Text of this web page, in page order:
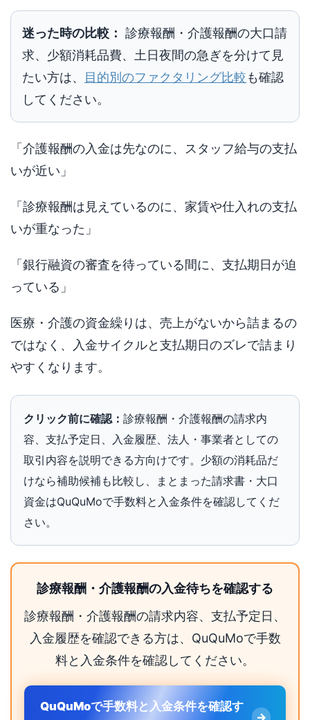
迷った時の比較： 診療報酬・介護報酬の大口請
求、少額消耗品費、土日夜間の急ぎを分けて見
たい方は、 目的別のファクタリング比較も確認
してください。
「介護報酬の入金は先なのに、スタッフ給与の支払
いが近い」
「診療報酬は見えているのに、家賃や仕入れの支払
いが重なった」
「銀行融資の審査を待っている間に、支払期日が迫
っている」
医療・介護の資金繰りは、売上がないから詰まるの
ではなく、入金サイクルと支払期日のズレで詰まり
やすくなります。
クリック前に確認： 診療報酬・介護報酬の請求内
容、支払予定日、入金履歴、法人・事業者としての
取引内容を説明できる方向けです。少額の消耗品だ
けなら補助候補も比較し、まとまった請求書・大口
資金はQuQuMoで手数料と入金条件を確認してくだ
さい。
診療報酬・介護報酬の入金待ちを確認する
診療報酬・介護報酬の請求内容、支払予定日、
入金履歴を確認できる方は、QuQuMoで手数
料と入金条件を確認してください。
QuQuMoで手数料と入金条件を確認す